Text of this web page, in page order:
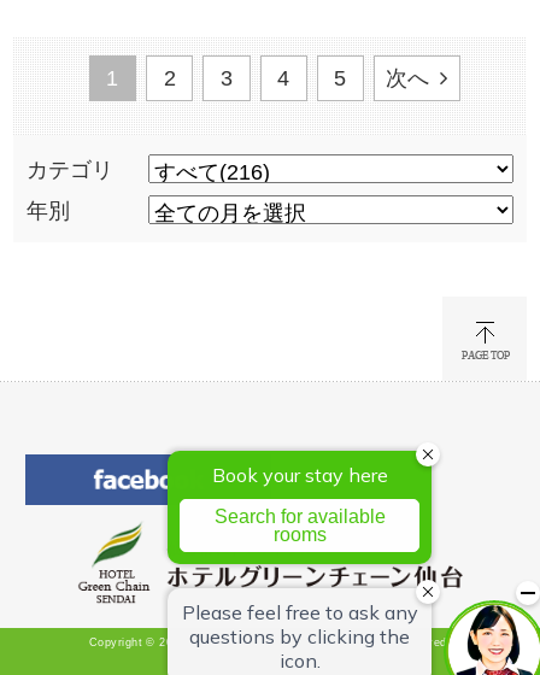
1 2 3 4 5 次へ
カテゴリ
年別
Copyright © 2026 Hotel Green Chain Sendai All Rights Reserved.